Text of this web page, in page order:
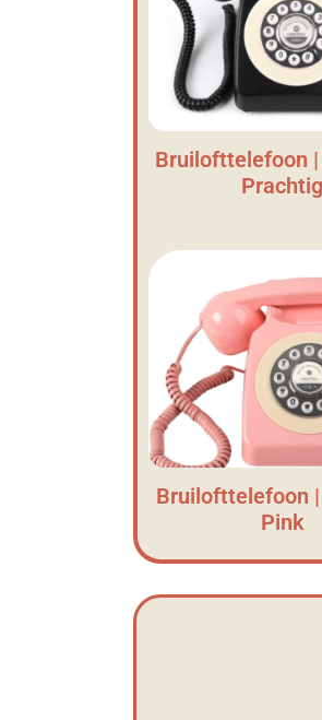
Bruilofttelefoon
Prachtig
Bruilofttelefoon
Pink